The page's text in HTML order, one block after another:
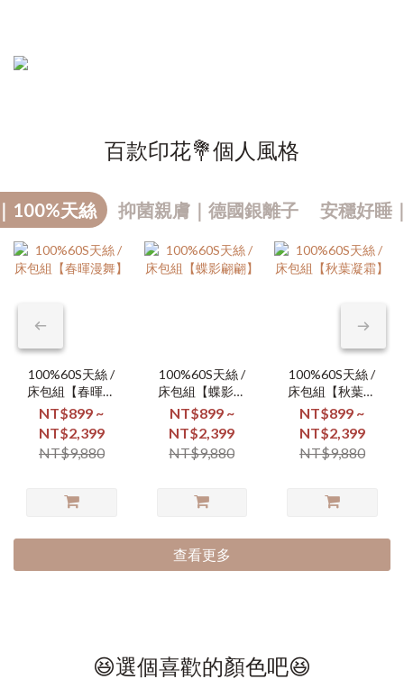
百款印花💐個人風格
100%天絲 抑菌親膚｜德國銀離子 安穩好睡
100%60S天絲 /
床包組【春暉漫
舞】
NT$899 ~
NT$2,399
NT$9,880
100%60S天絲 /
床包組【蝶影翩
翩】
NT$899 ~
NT$2,399
NT$9,880
100%60S天絲 /
床包組【秋葉凝
霜】
NT$899 ~
NT$2,399
NT$9,880
查看更多
😆選個喜歡的顏色吧😆